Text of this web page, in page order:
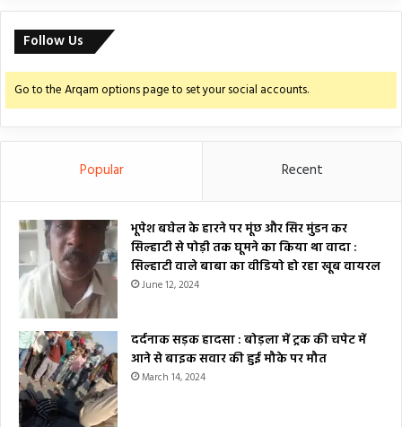
Follow Us
Go to the Arqam options page to set your social accounts.
Popular Recent
भूपेश बघेल के हारने पर मूंछ और सिर मुंडन कर
सिल्हाटी से पोड़ी तक घूमने का किया था वादा :
सिल्हाटी वाले बाबा का वीडियो हो रहा खूब वायरल
June 12, 2024
दर्दनाक सड़क हादसा : बोड़ला में ट्रक की चपेट में
आने से बाइक सवार की हुई मौके पर मौत
March 14, 2024